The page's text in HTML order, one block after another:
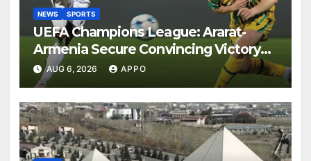
NEWS SPORTS
UEFA Champions League: Ararat-
Armenia Secure Convincing Victory
Over Shamrock Rovers 2-0
AUG 6, 2026 APPO